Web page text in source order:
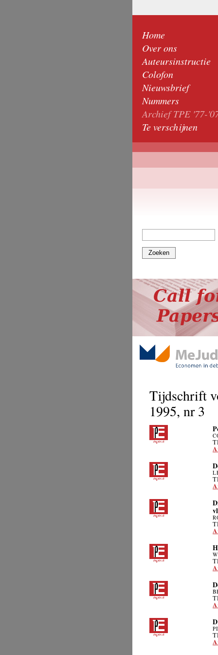
Home
Over ons
Auteursinstructie
Colofon
Nieuwsbrief
Nummers
Archief TPE '77-
Te verschijnen
Zoeken
Tijdschrift
1995, nr 3